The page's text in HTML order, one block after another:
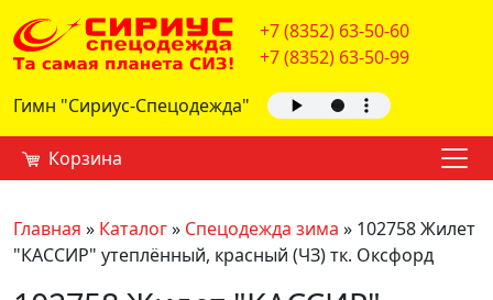
+7 (8352) 63-50-60
+7 (8352) 63-50-99
Гимн "Сириус-Спецодежда"
Корзина
Главная » Каталог» Спецодежда зима » 102758 Жилет
"КАССИР" утеплённый, красный (ЧЗ) тк. Оксфорд